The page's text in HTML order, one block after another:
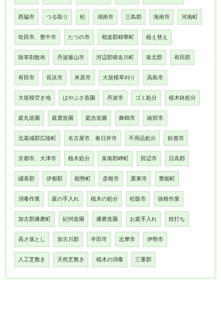
西脇市 つる取り 松 湖南市 三島郡 海南市 河南町
吹田市、豊中市 たつの市 相楽郡精華町 植え替え
除草剤散布 丹波篠山市 河辺郡猪名川町 泉北郡 有田郡
有田市 長浜市 米原市 大規模草刈り 高島市
大規模空き地 はやぶさ造園 丹波市 ゴミ処分 植木鉢処分
庭丸造園 庭鹿造園 庭吉造園 舞鶴市 綾部市
北葛城郡広陵町 名古屋市、春日井市 不用品処分 鈴鹿市
京都市、大津市 植木処分 泉南郡岬町 田辺市 日高郡
綴喜郡 伊都郡 能勢町 彦根市 栗東市 豊能町
消毒作業 庭の手入れ 植木の処分 松阪市 抜根作業
加古郡播磨町 紀州造園 播磨造園 お庭手入れ 枝打ち
高さ落とし 加古川郡 半田市 志摩市 伊勢市
人工芝敷き 天然芝敷き 植木の消毒 三重郡